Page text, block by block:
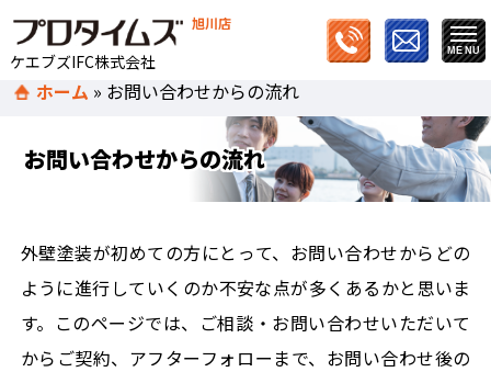
旭川店
ケエブズIFC株式会社
ホーム » お問い合わせからの流れ
お問い合わせからの流れ
外壁塗装が初めての方にとって、お問い合わせからどの
ように進行していくのか不安な点が多くあるかと思いま
す。このページでは、ご相談・お問い合わせいただいて
からご契約、アフターフォローまで、お問い合わせ後の